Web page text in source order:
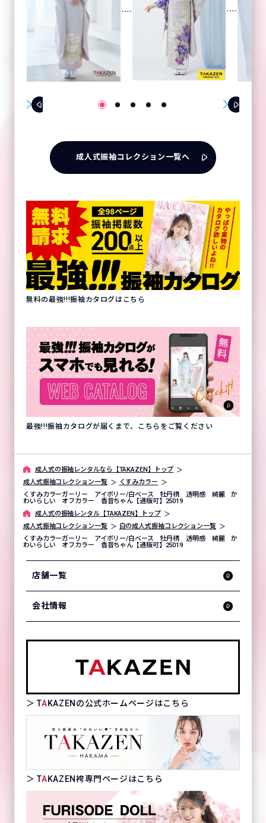
成人式振袖コレクション一覧へ
無料の最強!!!振袖カタログはこちら
最強!!!振袖カタログが届くまで、こちらをご覧ください
成⼈式の振袖レンタルなら【TAKAZEN】トップ
成人式振袖コレクション一覧
くすみカラー
くすみカラーガーリー アイボリー/白ベース 牡丹柄 透明感 綺麗 か
わいらしい オフカラー 香音ちゃん【通販可】25019
成⼈式の振袖レンタル【TAKAZEN】トップ
成人式振袖コレクション一覧
白の成人式振袖コレクション一覧
くすみカラーガーリー アイボリー/白ベース 牡丹柄 透明感 綺麗 か
わいらしい オフカラー 香音ちゃん【通販可】25019
店舗一覧
会社情報
＞ TAKAZENの公式ホームページはこちら
＞ TAKAZEN袴専門ページはこちら